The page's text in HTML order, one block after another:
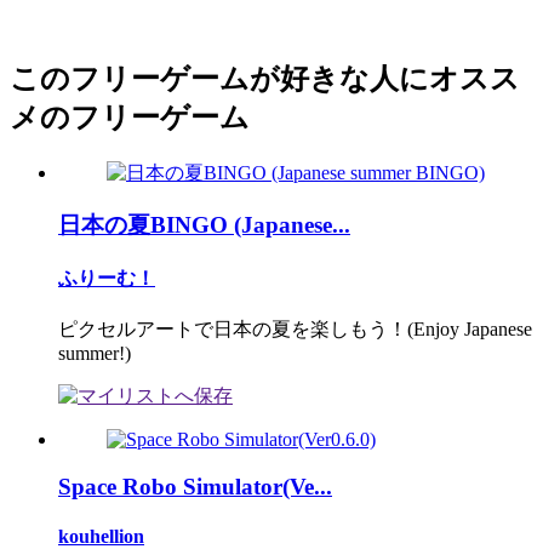
このフリーゲームが好きな人にオスス
メのフリーゲーム
日本の夏BINGO (Japanese...
ふりーむ！
ピクセルアートで日本の夏を楽しもう！(Enjoy Japanese
summer!)
Space Robo Simulator(Ve...
kouhellion